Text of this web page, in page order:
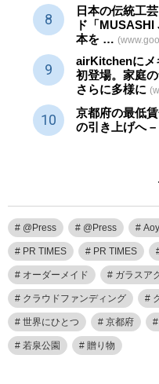
日本の伝統工芸
ド「
本を …
airKitchenにメ
初登場。家庭
さらに多様に
京都府の最低
の引き上げへ
@Press @Press
PR TIMES PR TIMES
オーダーメイド ガラスア
クラウドファンディング
世界にひとつ 京都府
若泉公園 贈り物